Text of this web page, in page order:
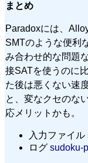
まとめ
Paradoxには、
SMTのような便利
み合わせ的な問題
接SATを使うのに
た後は悪くない速
と、変なクセのな
応メリットかも。
入力ファイル
ログ sudoku-